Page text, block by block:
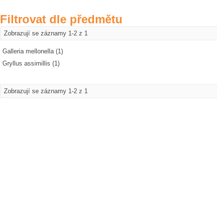
Filtrovat dle předmětu
Zobrazují se záznamy 1-2 z 1
Galleria mellonella (1)
Gryllus assimillis (1)
Zobrazují se záznamy 1-2 z 1